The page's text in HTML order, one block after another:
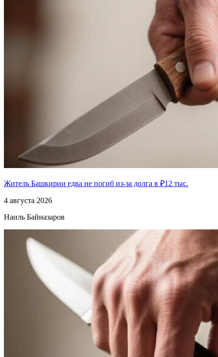
Житель Башкирии едва не погиб из-за долга в ₽12 тыс.
4 августа 2026
Наиль Байназаров